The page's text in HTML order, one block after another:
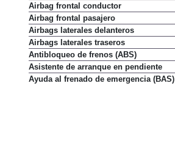
Airbag frontal conductor
Airbag frontal pasajero
Airbags laterales delanteros
Airbags laterales traseros
Antibloqueo de frenos (ABS)
Asistente de arranque en pendiente
Ayuda al frenado de emergencia (BAS)